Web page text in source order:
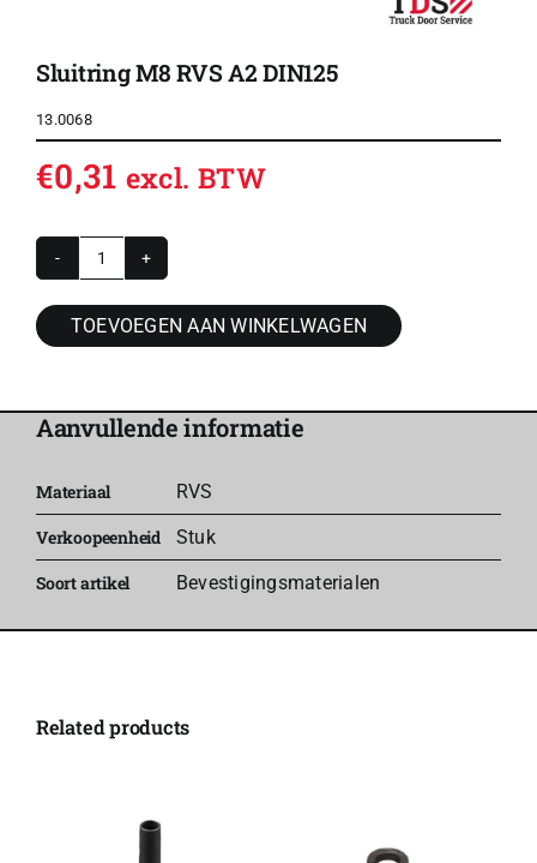
Sluitring M8 RVS A2 DIN125
13.0068
€0,31 excl. BTW
Sluitring
M8
RVS
DIN125
TOEVOEGEN AAN WINKELWAGEN
Aanvullende informatie
Materiaal
RVS
Verkoopeenheid
Stuk
Soort artikel
Bevestigingsmaterialen
Related products